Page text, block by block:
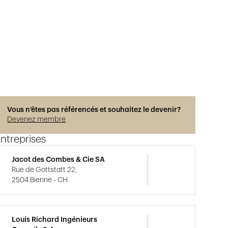
Vous n’êtes pas référencés et souhaitez le devenir?
Devenez membre
Jacot des Combes & Cie SA
Rue de Gottstatt 22,
2504 Bienne - CH
Louis Richard Ingénieurs